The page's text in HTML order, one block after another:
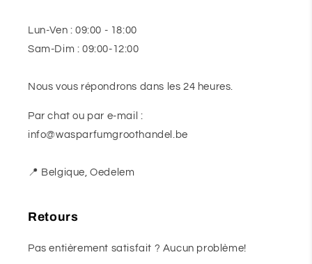
Lun-Ven : 09:00 - 18:00
Sam-Dim : 09:00-12:00
Nous vous répondrons dans les 24 heures.
Par chat ou par e-mail :
info@wasparfumgroothandel.be
📍 Belgique, Oedelem
Retours
Pas entièrement satisfait ? Aucun problème!